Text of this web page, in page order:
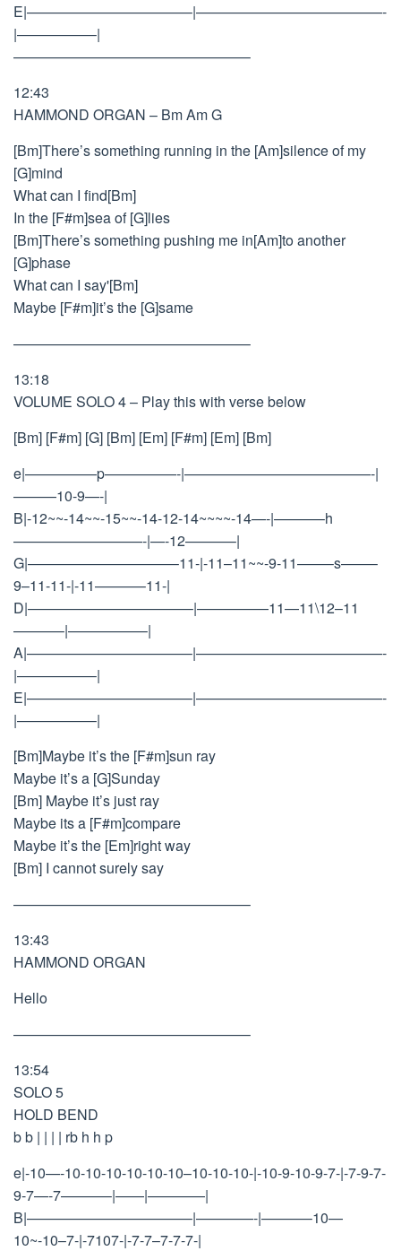
E|———————————–|—————————————-
|—————–|
————————————————–
12:43
HAMMOND ORGAN – Bm Am G
[Bm]There’s something running in the [Am]silence of my
[G]mind
What can I find[Bm]
In the [F#m]sea of [G]lies
[Bm]There’s something pushing me in[Am]to another
[G]phase
What can I say'[Bm]
Maybe [F#m]it’s the [G]same
————————————————–
13:18
VOLUME SOLO 4 – Play this with verse below
[Bm] [F#m] [G] [Bm] [Em] [F#m] [Em] [Bm]
e|—————p—————-|—————————————-|
———10-9—-|
B|-12~~-14~~-15~~-14-12-14~~~~-14—-|———–h
—————————-|—-12———–|
G|——————————–11-|-11–11~~-9-11——–s——–
9–11-11-|-11———–11-|
D|———————————–|—————11—11\12–11
———–|—————–|
A|———————————–|—————————————-
|—————–|
E|———————————–|—————————————-
|—————–|
[Bm]Maybe it’s the [F#m]sun ray
Maybe it’s a [G]Sunday
[Bm] Maybe it’s just ray
Maybe its a [F#m]compare
Maybe it’s the [Em]right way
[Bm] I cannot surely say
————————————————–
13:43
HAMMOND ORGAN
Hello
————————————————–
13:54
SOLO 5
HOLD BEND
b b | | | | rb h h p
e|-10—-10-10-10-10-10-10–10-10-10-|-10-9-10-9-7-|-7-9-7-
9-7—-7———–|——|————|
B|———————————–|————-|———–10—
10~-10–7-|-7107-|-7-7–7-7-7-|